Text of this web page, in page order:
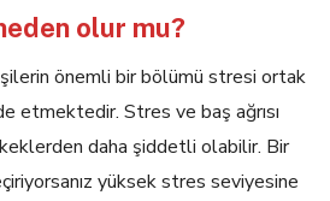
olur mu?
önemli bir bölümü stresi ortak
etmektedir. Stres ve baş ağrısı
daha şiddetli olabilir. Bir
yüksek stres seviyesine